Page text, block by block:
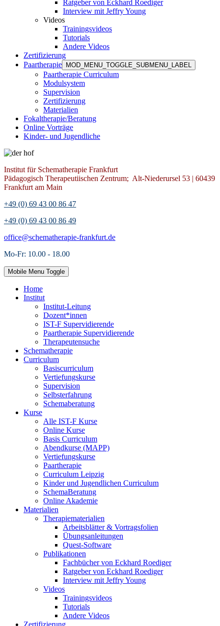
Ratgeber von Eckhard Roediger
Interview mit Jeffry Young
Videos
Trainingsvideos
Tutorials
Andere Videos
Zertifizierung
Paartherapie MOD_MENU_TOGGLE_SUBMENU_LABEL
Paartherapie Curriculum
Modulsystem
Supervision
Zertifizierung
Materialien
Fokaltherapie/Beratung
Online Vorträge
Kinder- und Jugendliche
Institut für Schematherapie Frankfurt
Pädagogisch Therapeutiischen Zentrum; Alt-Niederursel 53 | 60439
Frankfurt am Main
+49 (0) 69 43 00 86 47
+49 (0) 69 43 00 86 49
office@schematherapie-frankfurt.de
Mo-Fr: 10.00 - 18.00
Mobile Menu Toggle
Home
Institut
Institut-Leitung
Dozent*innen
IST-F Supervidierende
Paartherapie Supervidierende
Therapeutensuche
Schematherapie
Curriculum
Basiscurriculum
Vertiefungskurse
Supervision
Selbsterfahrung
Schemaberatung
Kurse
Alle IST-F Kurse
Online Kurse
Basis Curriculum
Abendkurse (MAPP)
Vertiefungskurse
Paartherapie
Curriculum Leipzig
Kinder und Jugendlichen Curriculum
SchemaBeratung
Online Akademie
Materialien
Therapiematerialien
Arbeitsblätter & Vortragsfolien
Übungsanleitungen
Quest-Software
Publikationen
Fachbücher von Eckhard Roediger
Ratgeber von Eckhard Roediger
Interview mit Jeffry Young
Videos
Trainingsvideos
Tutorials
Andere Videos
Zertifizierung